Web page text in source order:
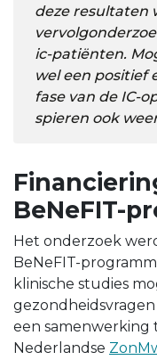
deze resultaten
ic-patiënten.
wel een positief
fase van de IC-
spieren ook
BeNeFIT-
Het onderzoek
BeNeFIT-
klinische studies
een samenwerking
Nederlandse